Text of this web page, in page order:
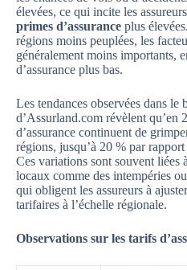
élevées, ce qui incite les
primes d’assurance plus
régions moins peuplées, les
généralement moins importants,
d’assurance plus bas.
Les tendances observées dans le
d’Assurland.com révèlent qu’en
d’assurance continuent de
régions, jusqu’à 20 % par rapport
Ces variations sont souvent liées
locaux comme des intempéries
qui obligent les assureurs à
tarifaires à l’échelle régionale.
Observations sur les tarifs